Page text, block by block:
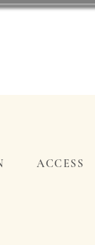
ACCESS